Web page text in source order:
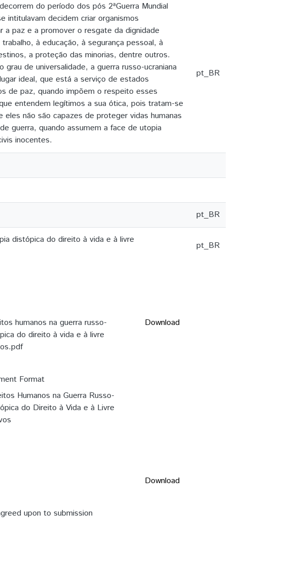
do período dos pós 2ªGuerra Mundial
intitulavam decidem criar organismos
a paz e a promover o resgate da dignidade
à educação, à segurança pessoal, à
a proteção das minorias, dentre outros.
de universalidade, a guerra russo-ucraniana
ideal, que está a serviço de estados
de paz, quando impõem o respeito esses
entendem legítimos a sua ótica, pois tratam-se
não são capazes de proteger vidas humanas
guerra, quando assumem a face de utopia
inocentes.
pt_BR
pt_BR
distópica do direito à vida e à livre
pt_BR
humanos na guerra russo-
do direito à vida e à livre
Format
Humanos na Guerra Russo-
do Direito à Vida e à Livre
Download
upon to submission
Download